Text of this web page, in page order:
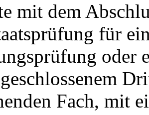
mit dem
für
oder
Fach, mit